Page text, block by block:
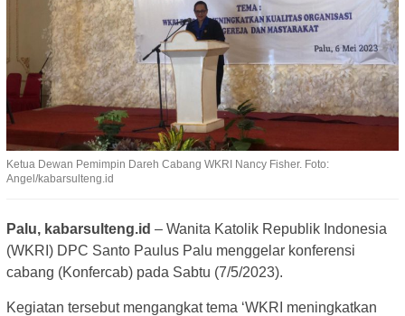
Ketua Dewan Pemimpin Dareh Cabang WKRI Nancy Fisher. Foto:
Angel/kabarsulteng.id
Palu, kabarsulteng.id – Wanita Katolik Republik Indonesia
(WKRI) DPC Santo Paulus Palu menggelar konferensi
cabang (Konfercab) pada Sabtu (7/5/2023).
Kegiatan tersebut mengangkat tema ‘WKRI meningkatkan